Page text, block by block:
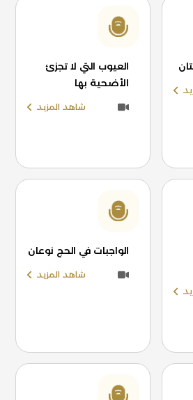
العيوب التي لا تجزئ
الأضحية بها
شاهد المزيد
الواجبات في الحج نوعان
شاهد المزيد